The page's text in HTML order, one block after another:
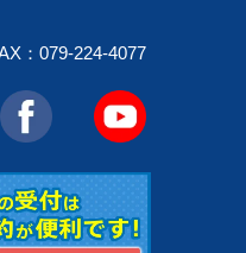
：079-224-4077